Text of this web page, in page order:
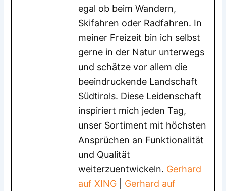
egal ob beim Wandern,
Skifahren oder Radfahren. In
meiner Freizeit bin ich selbst
gerne in der Natur unterwegs
und schätze vor allem die
beeindruckende Landschaft
Südtirols. Diese Leidenschaft
inspiriert mich jeden Tag,
unser Sortiment mit höchsten
Ansprüchen an Funktionalität
und Qualität
weiterzuentwickeln. Gerhard
auf XING
Gerhard auf